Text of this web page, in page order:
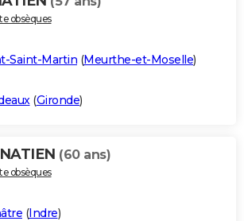
obsèques
Saint-Martin (Meurthe-et-Moselle)
(Gironde)
(60 ans)
obsèques
(Indre)